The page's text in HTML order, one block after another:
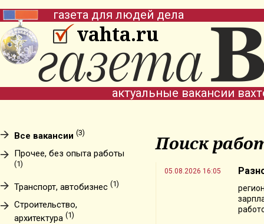
vahta.ru
газета для людей дела
актуальные вакансии
Все вакансии (3)
Прочее, без опыта работы
(1)
Транспорт, автобизнес (1)
Строительство,
архитектура (1)
Поиск
05.08.2026 16:05